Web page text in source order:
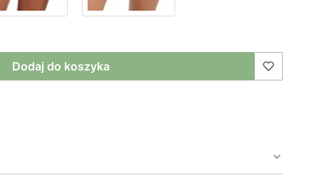
Dodaj do koszyka